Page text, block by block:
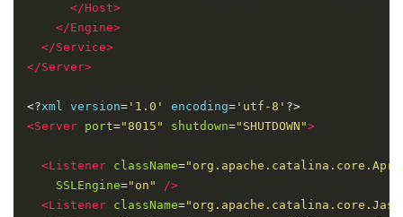
</Host>
</Engine>
</Service>
</Server>
<?xml version= '1.0' encoding= 'utf-8' ?>
<Server port="8015" shutdown="SHUTDOWN">
<Listener className=
SSLEngine="on"
/>
<Listener className=